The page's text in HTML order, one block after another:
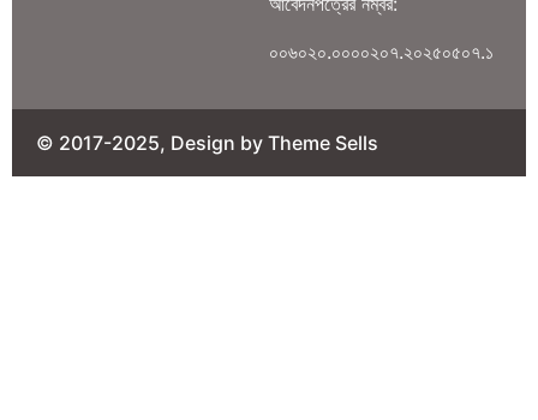
০০৬০২০.০০০০২০৭.২০২৫০৫০৭.১
© 2017-2025, Design by Theme Sells